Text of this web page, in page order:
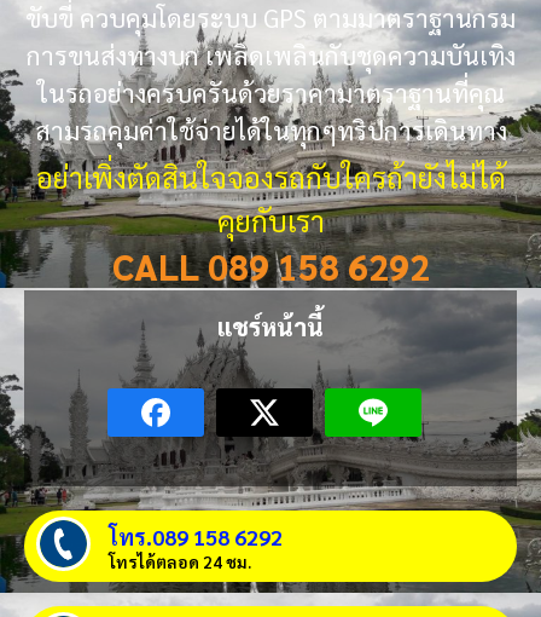
ขับขี่ ควบคุมโดยระบบ GPS ตามมาตราฐานกรม
การขนส่งทางบก เพลิดเพลินกับชุดความบันเทิง
ในรถอย่างครบครันด้วยราคามาตราฐานที่คุณ
สามรถคุมค่าใช้จ่ายได้ในทุกๆทริปการเดินทาง
อย่าเพิ่งตัดสินใจจองรถกับใครถ้ายังไม่ได้
คุยกับเรา
CALL 089 158 6292
แชร์หน้านี้
โทร.089 158 6292
โทรได้ตลอด 24 ชม.